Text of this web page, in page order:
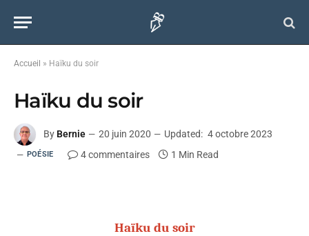
Accueil » Haïku du soir
Haïku du soir
By Bernie 20 juin 2020 Updated: 4 octobre 2023
POÉSIE 4 commentaires 1 Min Read
Haïku du soir